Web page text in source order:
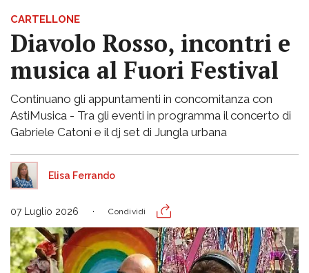
CARTELLONE
Diavolo Rosso, incontri e
musica al Fuori Festival
Continuano gli appuntamenti in concomitanza con
AstiMusica - Tra gli eventi in programma il concerto di
Gabriele Catoni e il dj set di Jungla urbana
Elisa Ferrando
07 Luglio 2026 Condividi